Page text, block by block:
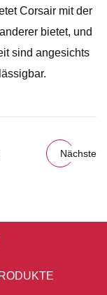
Corsair mit der
bietet, und
sind angesichts
Nächste